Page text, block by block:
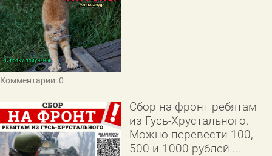
Комментарии: 0
Сбор на фронт ребятам
из Гусь-Хрустального.
Можно перевести 100,
500 и 1000 рублей ...